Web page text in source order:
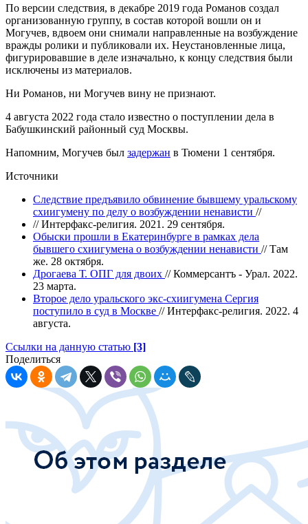
По версии следствия, в декабре 2019 года Романов создал
организованную группу, в состав которой вошли он и
Могучев, вдвоем они снимали направленные на возбуждение
вражды ролики и публиковали их. Неустановленные лица,
фигурировавшие в деле изначально, к концу следствия были
исключены из материалов.
Ни Романов, ни Могучев вину не признают.
4 августа 2022 года стало известно о поступлении дела в
Бабушкинский районный суд Москвы.
Напомним, Могучев был задержан в Тюмени 1 сентября.
Источники
Следствие предъявило обвинение бывшему уральскому
схиигумену по делу о возбуждении ненависти //
// Интерфакс-религия. 2021. 29 сентября.
Обыски прошли в Екатеринбурге в рамках дела
бывшего схиигумена о возбуждении ненависти // Там
же. 28 октября.
Дрогаева Т. ОПГ для двоих // Коммерсантъ - Урал. 2022.
23 марта.
Второе дело уральского экс-схиигумена Сергия
поступило в суд в Москве // Интерфакс-религия. 2022. 4
августа.
Ссылки на данную статью [3]
Поделиться